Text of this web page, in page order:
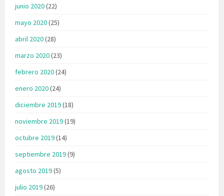
junio 2020(22)
mayo 2020(25)
abril 2020(28)
marzo 2020(23)
febrero 2020(24)
enero 2020(24)
diciembre 2019(18)
noviembre 2019(19)
octubre 2019(14)
septiembre 2019(9)
agosto 2019(5)
julio 2019(26)